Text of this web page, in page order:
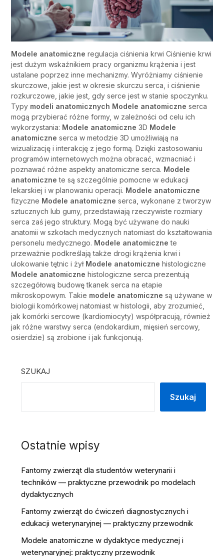
Modele anatomiczne regulacja ciśnienia krwi Ciśnienie krwi
jest dużym wskaźnikiem pracy organizmu krążenia i jest
ustalane poprzez inne mechanizmy. Wyróżniamy ciśnienie
skurczowe, jakie jest w okresie skurczu serca, i ciśnienie
rozkurczowe, jakie jest, gdy serce jest w stanie spoczynku.
Typy modeli anatomicznych Modele anatomiczne serca
mogą przybierać różne formy, w zależności od celu ich
wykorzystania: Modele anatomiczne 3D Modele
anatomiczne serca w metodzie 3D umożliwiają na
wizualizację i interakcję z jego formą. Dzięki zastosowaniu
programów internetowych można obracać, wzmacniać i
poznawać różne aspekty anatomiczne serca. Modele
anatomiczne te są szczególnie pomocne w edukacji
lekarskiej i w planowaniu operacji. Modele anatomiczne
fizyczne Modele anatomiczne serca, wykonane z tworzyw
sztucznych lub gumy, przedstawiają rzeczywiste rozmiary
serca zaś jego struktury. Mogą być używane do nauki
anatomii w szkołach medycznych natomiast do kształtowania
personelu medycznego. Modele anatomiczne te
przeważnie podkreślają także drogi krążenia krwi i
ulokowanie tętnic i żył Modele anatomiczne histologiczne
Modele anatomiczne histologiczne serca prezentują
szczegółową budowę tkanek serca na etapie
mikroskopowym. Takie modele anatomiczne są używane w
biologii komórkowej natomiast w histologii, aby zrozumieć,
jak komórki sercowe (kardiomiocyty) współpracują, również
jak różne warstwy serca (endokardium, mięsień sercowy,
osierdzie) są zrobione i jak funkcjonują.
SZUKAJ
Szukaj
Ostatnie wpisy
Fantomy zwierząt dla studentów weterynarii i
techników — praktyczne przewodnik po modelach
dydaktycznych
Fantomy zwierząt do ćwiczeń diagnostycznych i
edukacji weterynaryjnej — praktyczny przewodnik
Modele anatomiczne w dydaktyce medycznej i
weterynaryjnej: praktyczny przewodnik